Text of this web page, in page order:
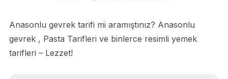
Anasonlu gevrek tarifi mi aramıştınız? Anasonlu
gevrek , Pasta Tarifleri ve binlerce resimli yemek
tarifleri – Lezzet!